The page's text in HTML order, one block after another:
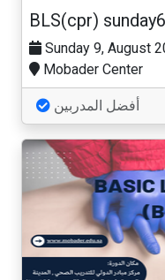
Sunday 9, August
Mobader Center
أفضل المدربين